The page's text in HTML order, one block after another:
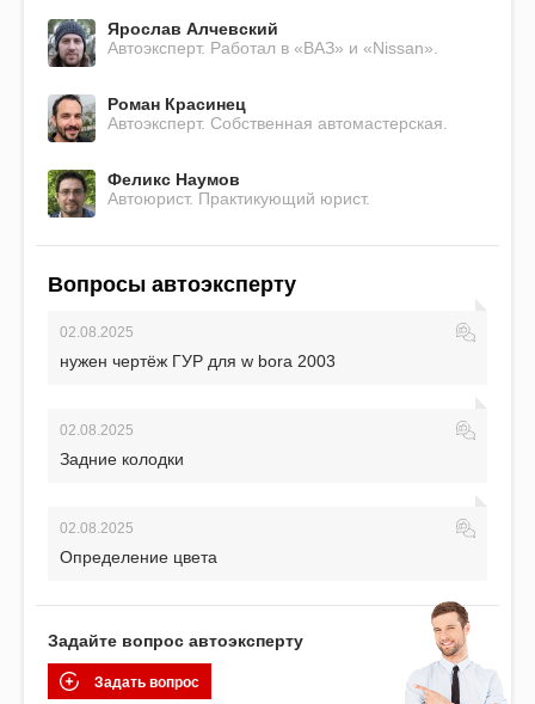
Ярослав Алчевский
Автоэксперт. Работал в «ВАЗ» и «Nissan».
Роман Красинец
Автоэксперт. Собственная автомастерская.
Феликс Наумов
Автоюрист. Практикующий юрист.
Вопросы автоэксперту
02.08.2025
нужен чертёж ГУР для w bora 2003
02.08.2025
Задние колодки
02.08.2025
Определение цвета
Задайте вопрос автоэксперту
Задать вопрос